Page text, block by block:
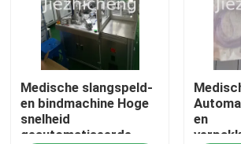
Vraag een offerte
Medisch apparaat Verpakkende
Medische apparatuur die Machine
Medische slangspeld-
en bindmachine Hoge
snelheid
geautomatiseerde
en